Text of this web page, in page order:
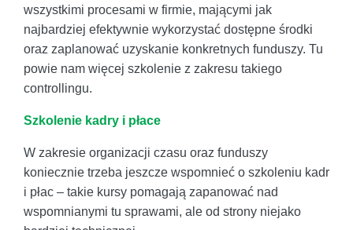
wszystkimi procesami w firmie, mającymi jak
najbardziej efektywnie wykorzystać dostępne środki
oraz zaplanować uzyskanie konkretnych funduszy. Tu
powie nam więcej szkolenie z zakresu takiego
controllingu.
Szkolenie kadry i płace
W zakresie organizacji czasu oraz funduszy
koniecznie trzeba jeszcze wspomnieć o szkoleniu kadr
i płac – takie kursy pomagają zapanować nad
wspomnianymi tu sprawami, ale od strony niejako